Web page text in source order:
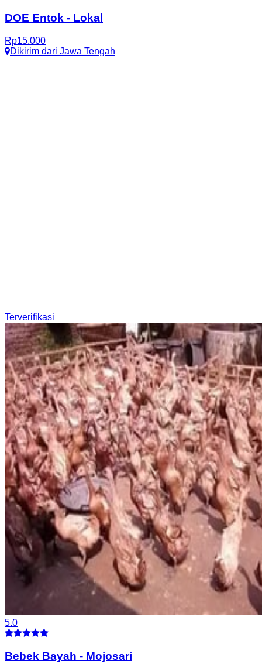
DOE Entok - Lokal
Rp15.000
Dikirim dari Jawa Tengah
Terverifikasi
5.0
Bebek Bayah - Mojosari